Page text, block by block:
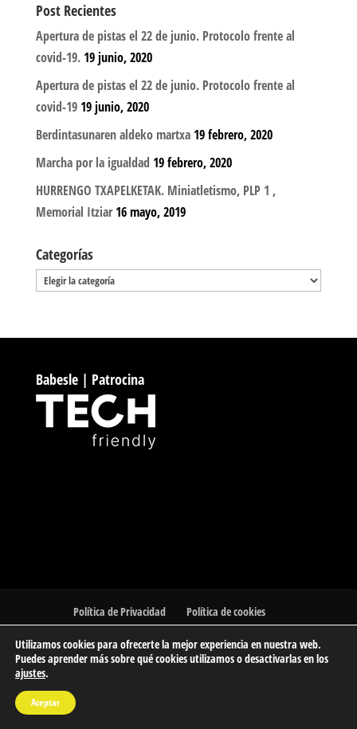
Post Recientes
Apertura de pistas el 22 de junio. Protocolo frente al
covid-19. 19 junio, 2020
Apertura de pistas el 22 de junio. Protocolo frente al
covid-19 19 junio, 2020
Berdintasunaren aldeko martxa 19 febrero, 2020
Marcha por la igualdad 19 febrero, 2020
HURRENGO TXAPELKETAK. Miniatletismo, PLP 1 ,
Memorial Itziar 16 mayo, 2019
Categorías
Categorías
Babesle | Patrocina
Política de Privacidad Política de cookies
Utilizamos cookies para ofrecerte la mejor experiencia en nuestra web.
Puedes aprender más sobre qué cookies utilizamos o desactivarlas en los
ajustes.
Aceptar